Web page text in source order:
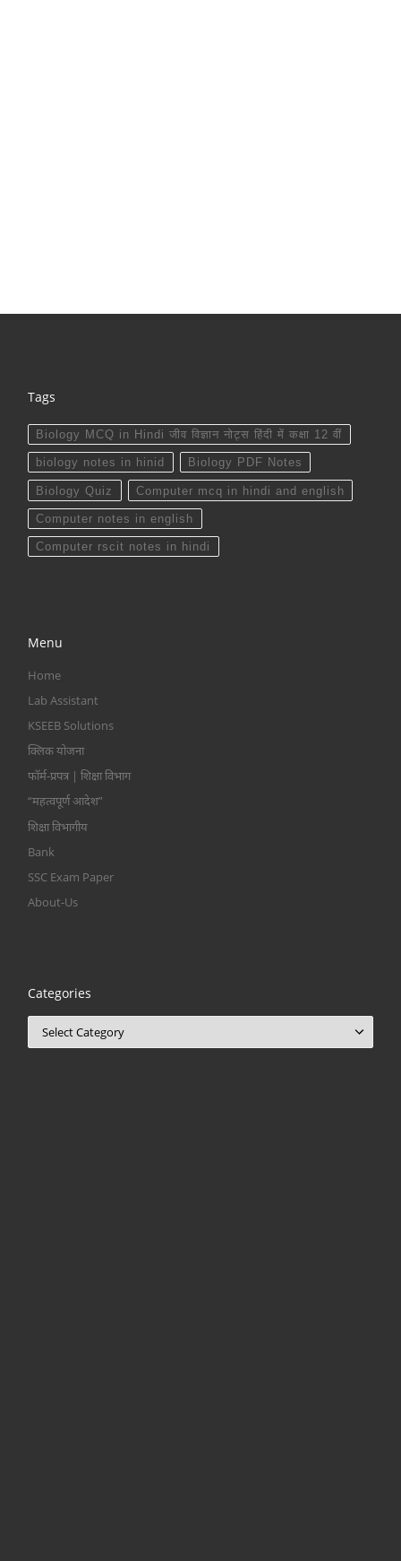
Tags
Biology MCQ in Hindi जीव विज्ञान नोट्स हिंदी में कक्षा 12 वीं
biology notes in hinid Biology PDF Notes
Biology Quiz Computer mcq in hindi and english
Computer notes in english
Computer rscit notes in hindi
Menu
Home
Lab Assistant
KSEEB Solutions
क्लिक योजना
फॉर्म-प्रपत्र | शिक्षा विभाग
“महत्वपूर्ण आदेश”
शिक्षा विभागीय
Bank
SSC Exam Paper
About-Us
Categories